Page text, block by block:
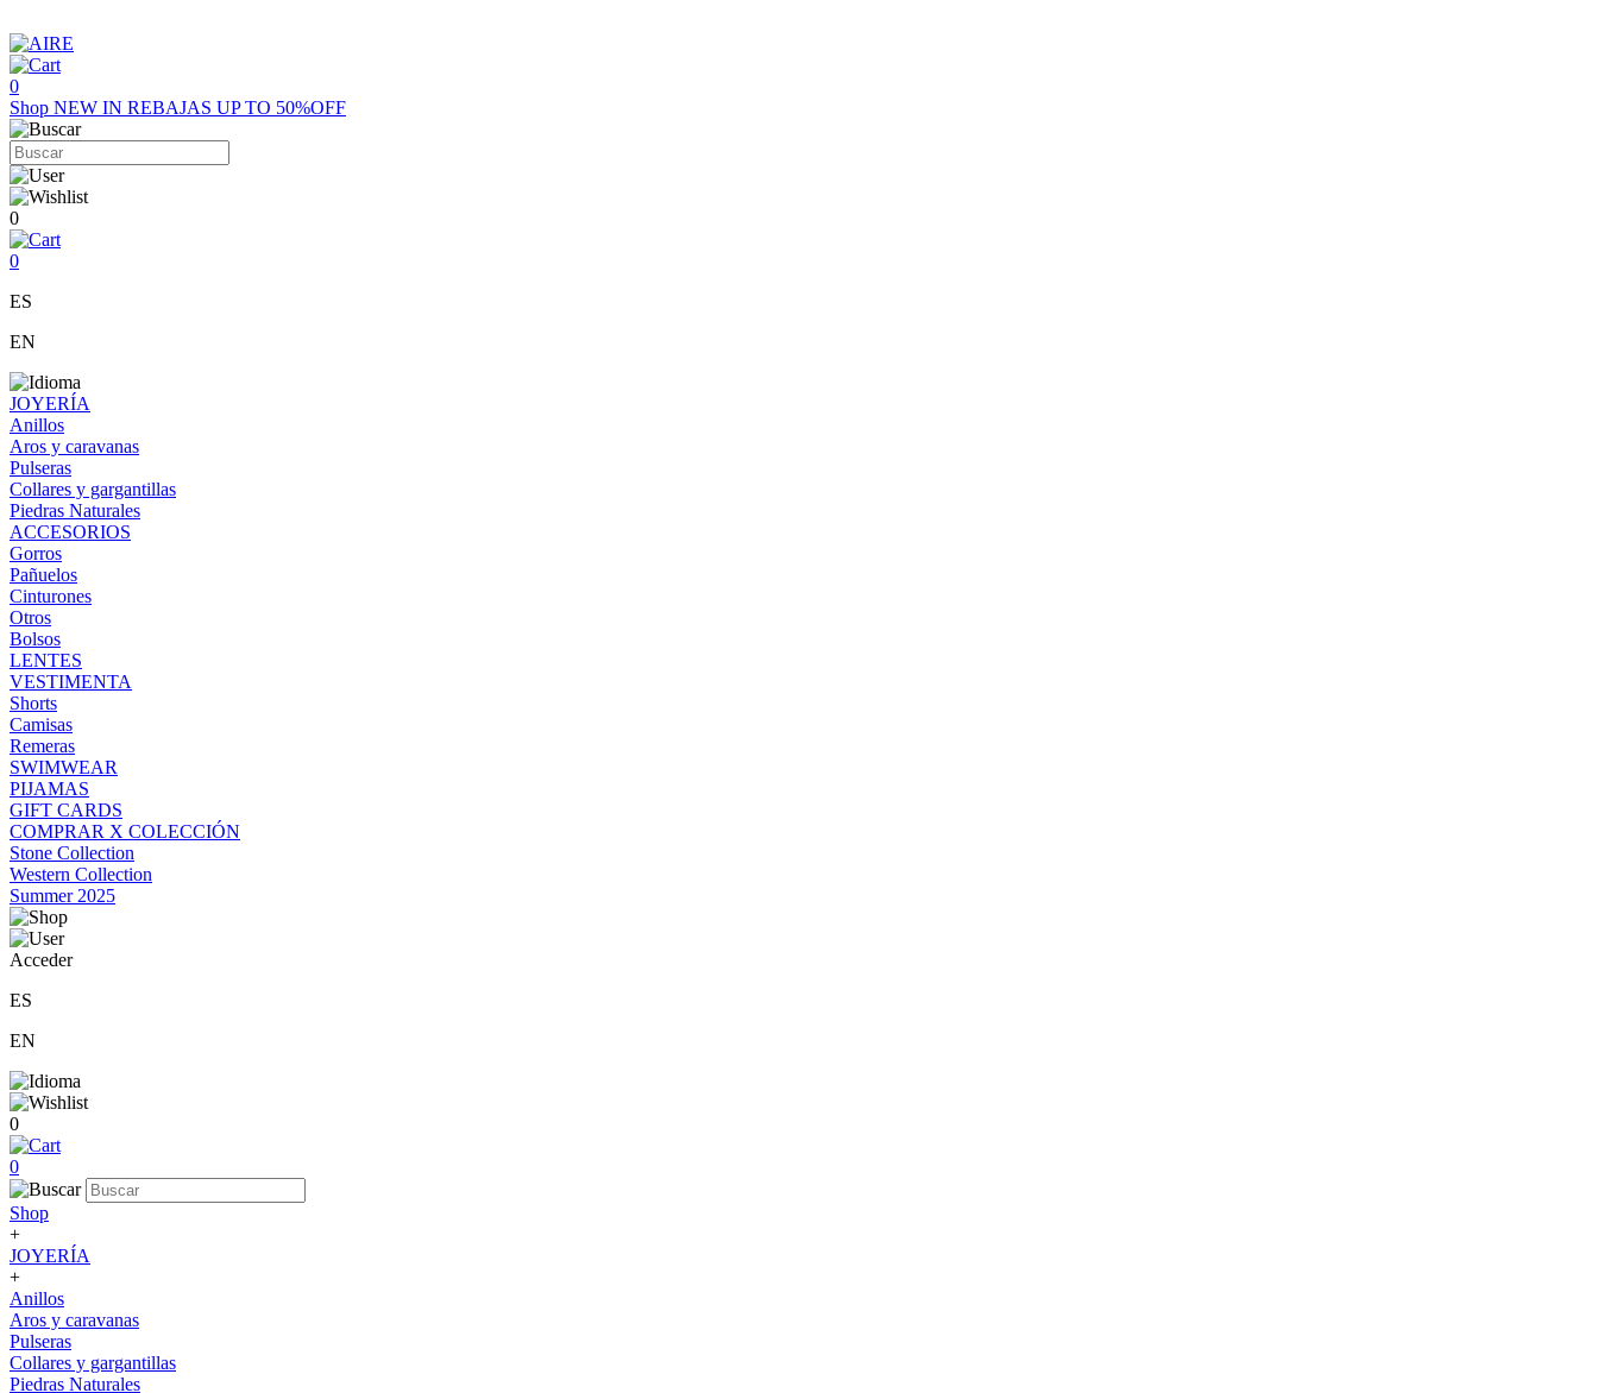
0
Shop NEW IN REBAJAS UP TO 50%OFF
0
0
ES
EN
JOYERÍA
Anillos
Aros y caravanas
Pulseras
Collares y gargantillas
Piedras Naturales
ACCESORIOS
Gorros
Pañuelos
Cinturones
Otros
Bolsos
LENTES
VESTIMENTA
Shorts
Camisas
Remeras
SWIMWEAR
PIJAMAS
GIFT CARDS
COMPRAR X COLECCIÓN
Stone Collection
Western Collection
Summer 2025
Acceder
ES
EN
0
0
Shop
+
JOYERÍA
+
Anillos
Aros y caravanas
Pulseras
Collares y gargantillas
Piedras Naturales